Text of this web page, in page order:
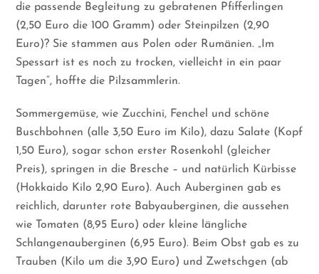
die passende Begleitung zu gebratenen Pfifferlingen
(2,50 Euro die 100 Gramm) oder Steinpilzen (2,90
Euro)? Sie stammen aus Polen oder Rumänien. „Im
Spessart ist es noch zu trocken, vielleicht in ein paar
Tagen“, hoffte die Pilzsammlerin.
Sommergemüse, wie Zucchini, Fenchel und schöne
Buschbohnen (alle 3,50 Euro im Kilo), dazu Salate (Kopf
1,50 Euro), sogar schon erster Rosenkohl (gleicher
Preis), springen in die Bresche – und natürlich Kürbisse
(Hokkaido Kilo 2,90 Euro). Auch Auberginen gab es
reichlich, darunter rote Babyauberginen, die aussehen
wie Tomaten (8,95 Euro) oder kleine längliche
Schlangenauberginen (6,95 Euro). Beim Obst gab es zu
Trauben (Kilo um die 3,90 Euro) und Zwetschgen (ab